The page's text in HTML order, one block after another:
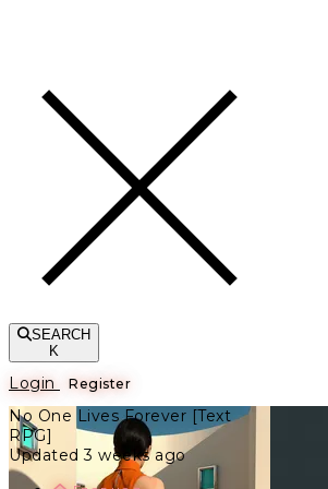
SEARCH
K
Login Register
No One Lives Forever [Text
RPG]
Updated 3 weeks ago